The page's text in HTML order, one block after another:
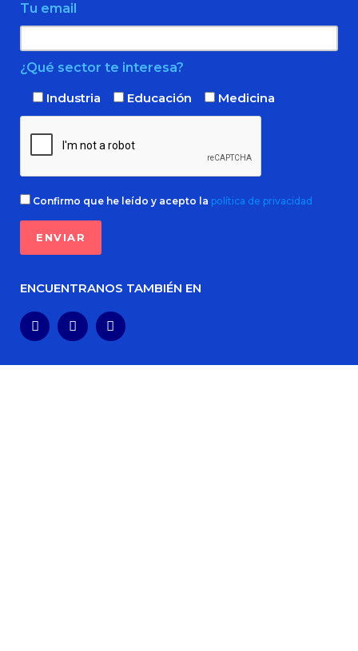
Tu email
¿Qué sector te interesa?
Industria
Educación Medicina
Confirmo que he leído y acepto la política de privacidad
ENCUENTRANOS TAMBIÉN EN